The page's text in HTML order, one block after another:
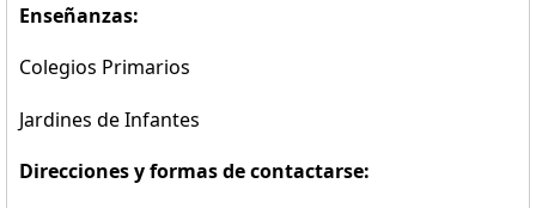
Enseñanzas:
Colegios Primarios
Jardines de Infantes
Direcciones y formas de contactarse: